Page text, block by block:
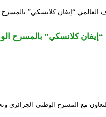
“إيفان كلانسكي” بالمسرح
كلانسكي” بالمسرح